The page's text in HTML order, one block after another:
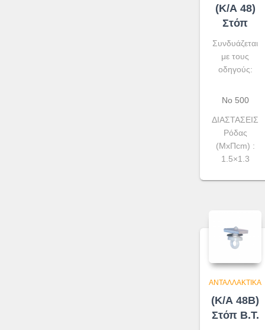
(Κ/Α 48)
Στόπ
Συνδυάζεται
με τους
οδηγούς:
No 500
ΔΙΑΣΤΑΣΕΙΣ
Ρόδας
(ΜxΠcm) :
1.5×1.3
ΑΝΤΑΛΛΑΚΤΙΚΆ
(Κ/Α 48Β)
Στόπ Β.Τ.